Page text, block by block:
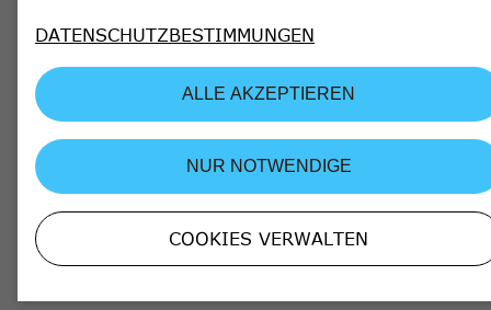
Name Anbieter Laufzeit Zweck
_pk_id.* Erkennt
Matomo 30 Minuten
_pk_ref.* Matomo 6 Monate Speichert
DATENSCHUTZBESTIMMUNGEN
ALLE AKZEPTIEREN
NUR NOTWENDIGE
COOKIES VERWALTEN